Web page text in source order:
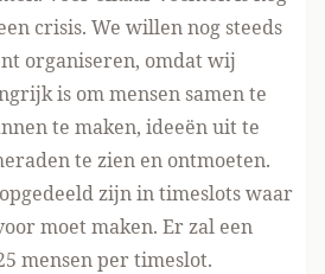
crisis. We willen nog steeds
organiseren, omdat wij
is om mensen samen te
te maken, ideeën uit te
te zien en ontmoeten.
zijn in timeslots waar
moet maken. Er zal een
mensen per timeslot.